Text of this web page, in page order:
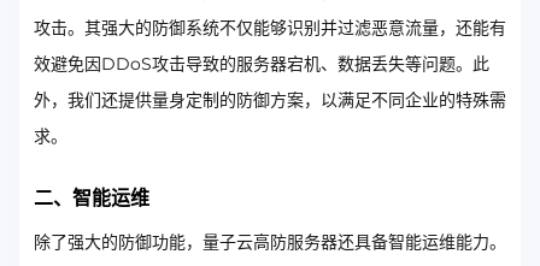
攻击。其强大的防御系统不仅能够识别并过滤恶意流量，还能有
效避免因DDoS攻击导致的服务器宕机、数据丢失等问题。此
外，我们还提供量身定制的防御方案，以满足不同企业的特殊需
求。
二、智能运维
除了强大的防御功能，量子云高防服务器还具备智能运维能力。